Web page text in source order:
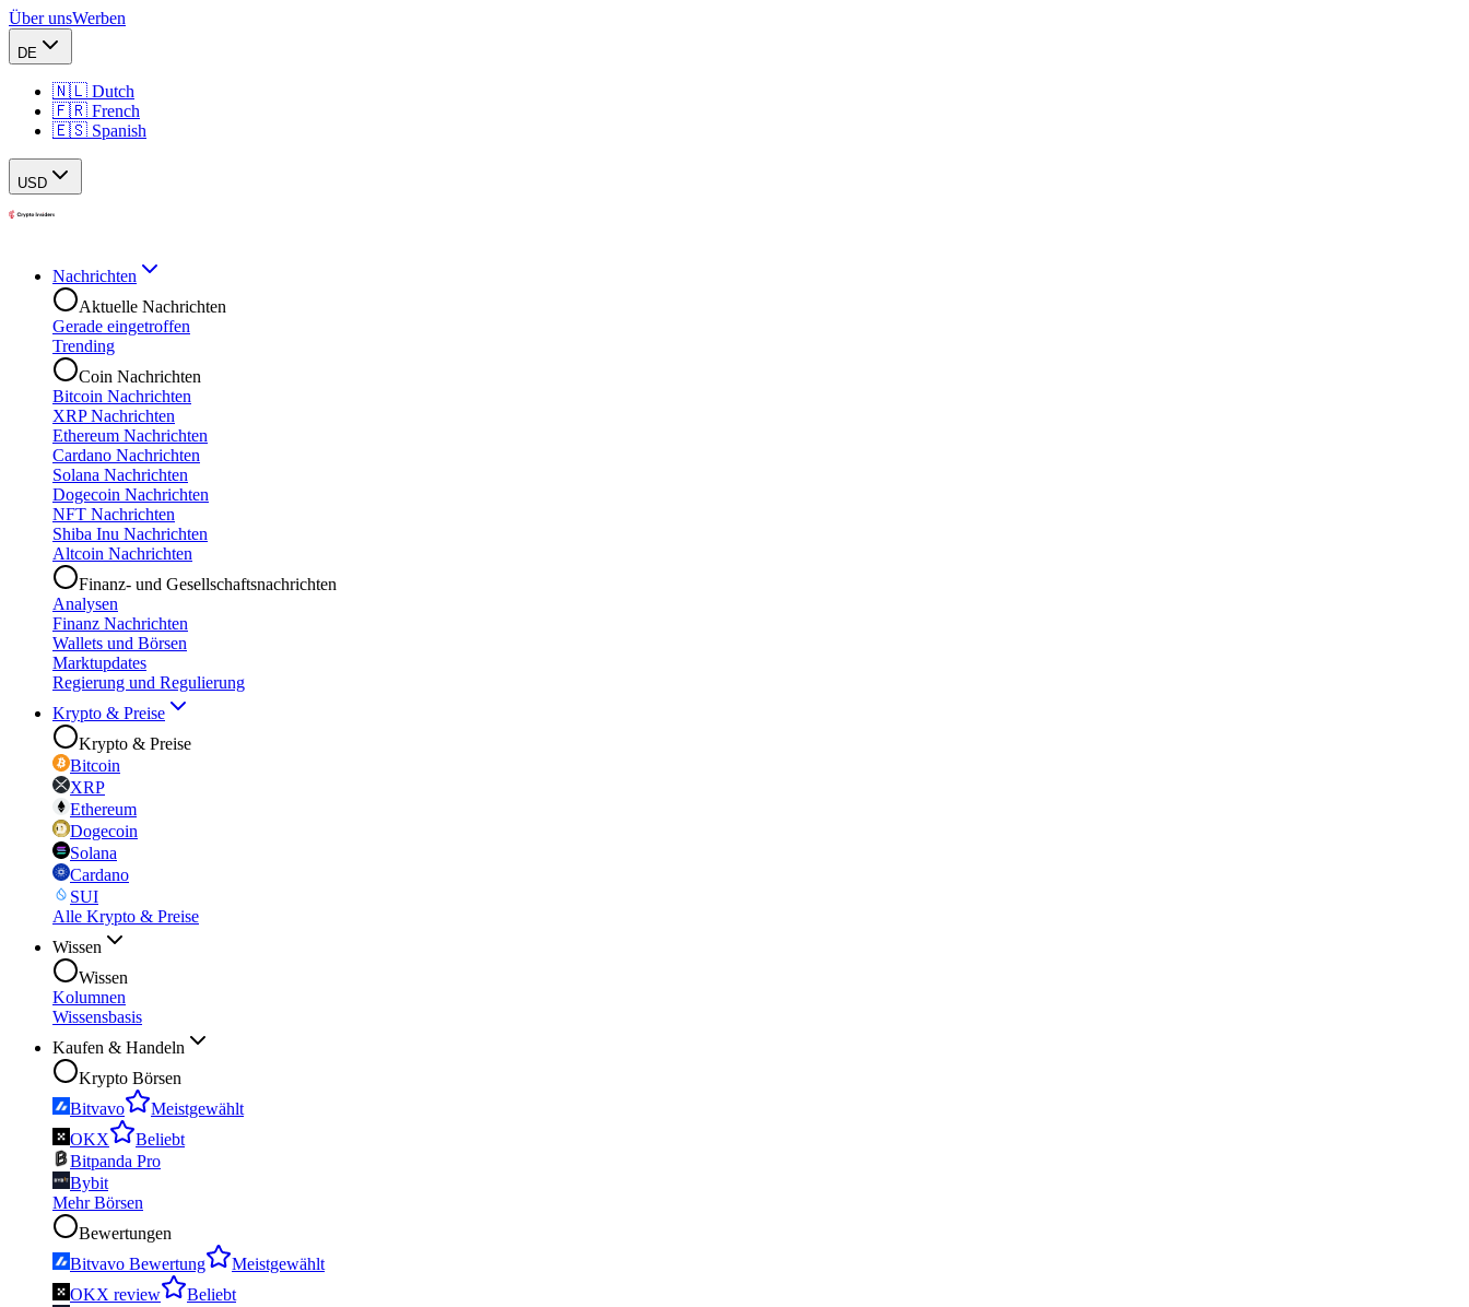
Über unsWerben
DE
🇳🇱 Dutch
🇫🇷 French
🇪🇸 Spanish
USD
Nachrichten
Aktuelle Nachrichten
Gerade eingetroffen
Trending
Coin Nachrichten
Bitcoin Nachrichten
XRP Nachrichten
Ethereum Nachrichten
Cardano Nachrichten
Solana Nachrichten
Dogecoin Nachrichten
NFT Nachrichten
Shiba Inu Nachrichten
Altcoin Nachrichten
Finanz- und Gesellschaftsnachrichten
Analysen
Finanz Nachrichten
Wallets und Börsen
Marktupdates
Regierung und Regulierung
Krypto & Preise
Krypto & Preise
Bitcoin
XRP
Ethereum
Dogecoin
Solana
Cardano
SUI
Alle Krypto & Preise
Wissen
Wissen
Kolumnen
Wissensbasis
Kaufen & Handeln
Krypto Börsen
Bitvavo
Meistgewählt
OKX
Beliebt
Bitpanda Pro
Bybit
Mehr Börsen
Bewertungen
Bitvavo Bewertung
Meistgewählt
OKX review
Beliebt